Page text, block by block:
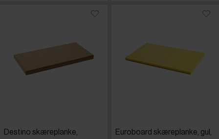
Destino skæreplanke,
Euroboard skæreplanke, gul,